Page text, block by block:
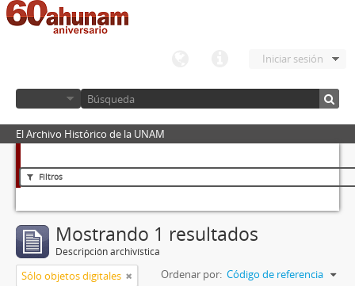
Iniciar sesión
El Archivo Histórico de la UNAM
Filtros
Mostrando 1 resultados
Descripción archivística
Sólo objetos digitales Ordenar por: Código de referencia